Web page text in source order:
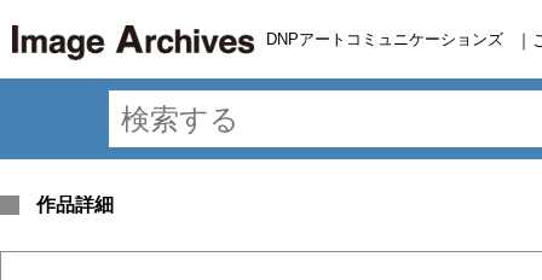
DNPアートコミュニケーションズ ｜
作品詳細